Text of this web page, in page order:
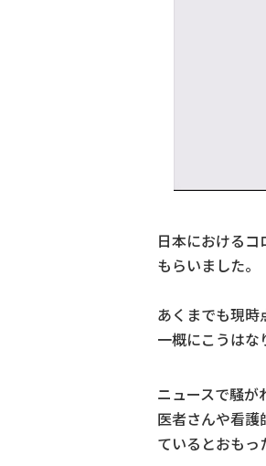
日本における
もらいました。
あくまでも現時
一概にこうはな
ニュースで騒が
医者さんや看護
ているとおもっ